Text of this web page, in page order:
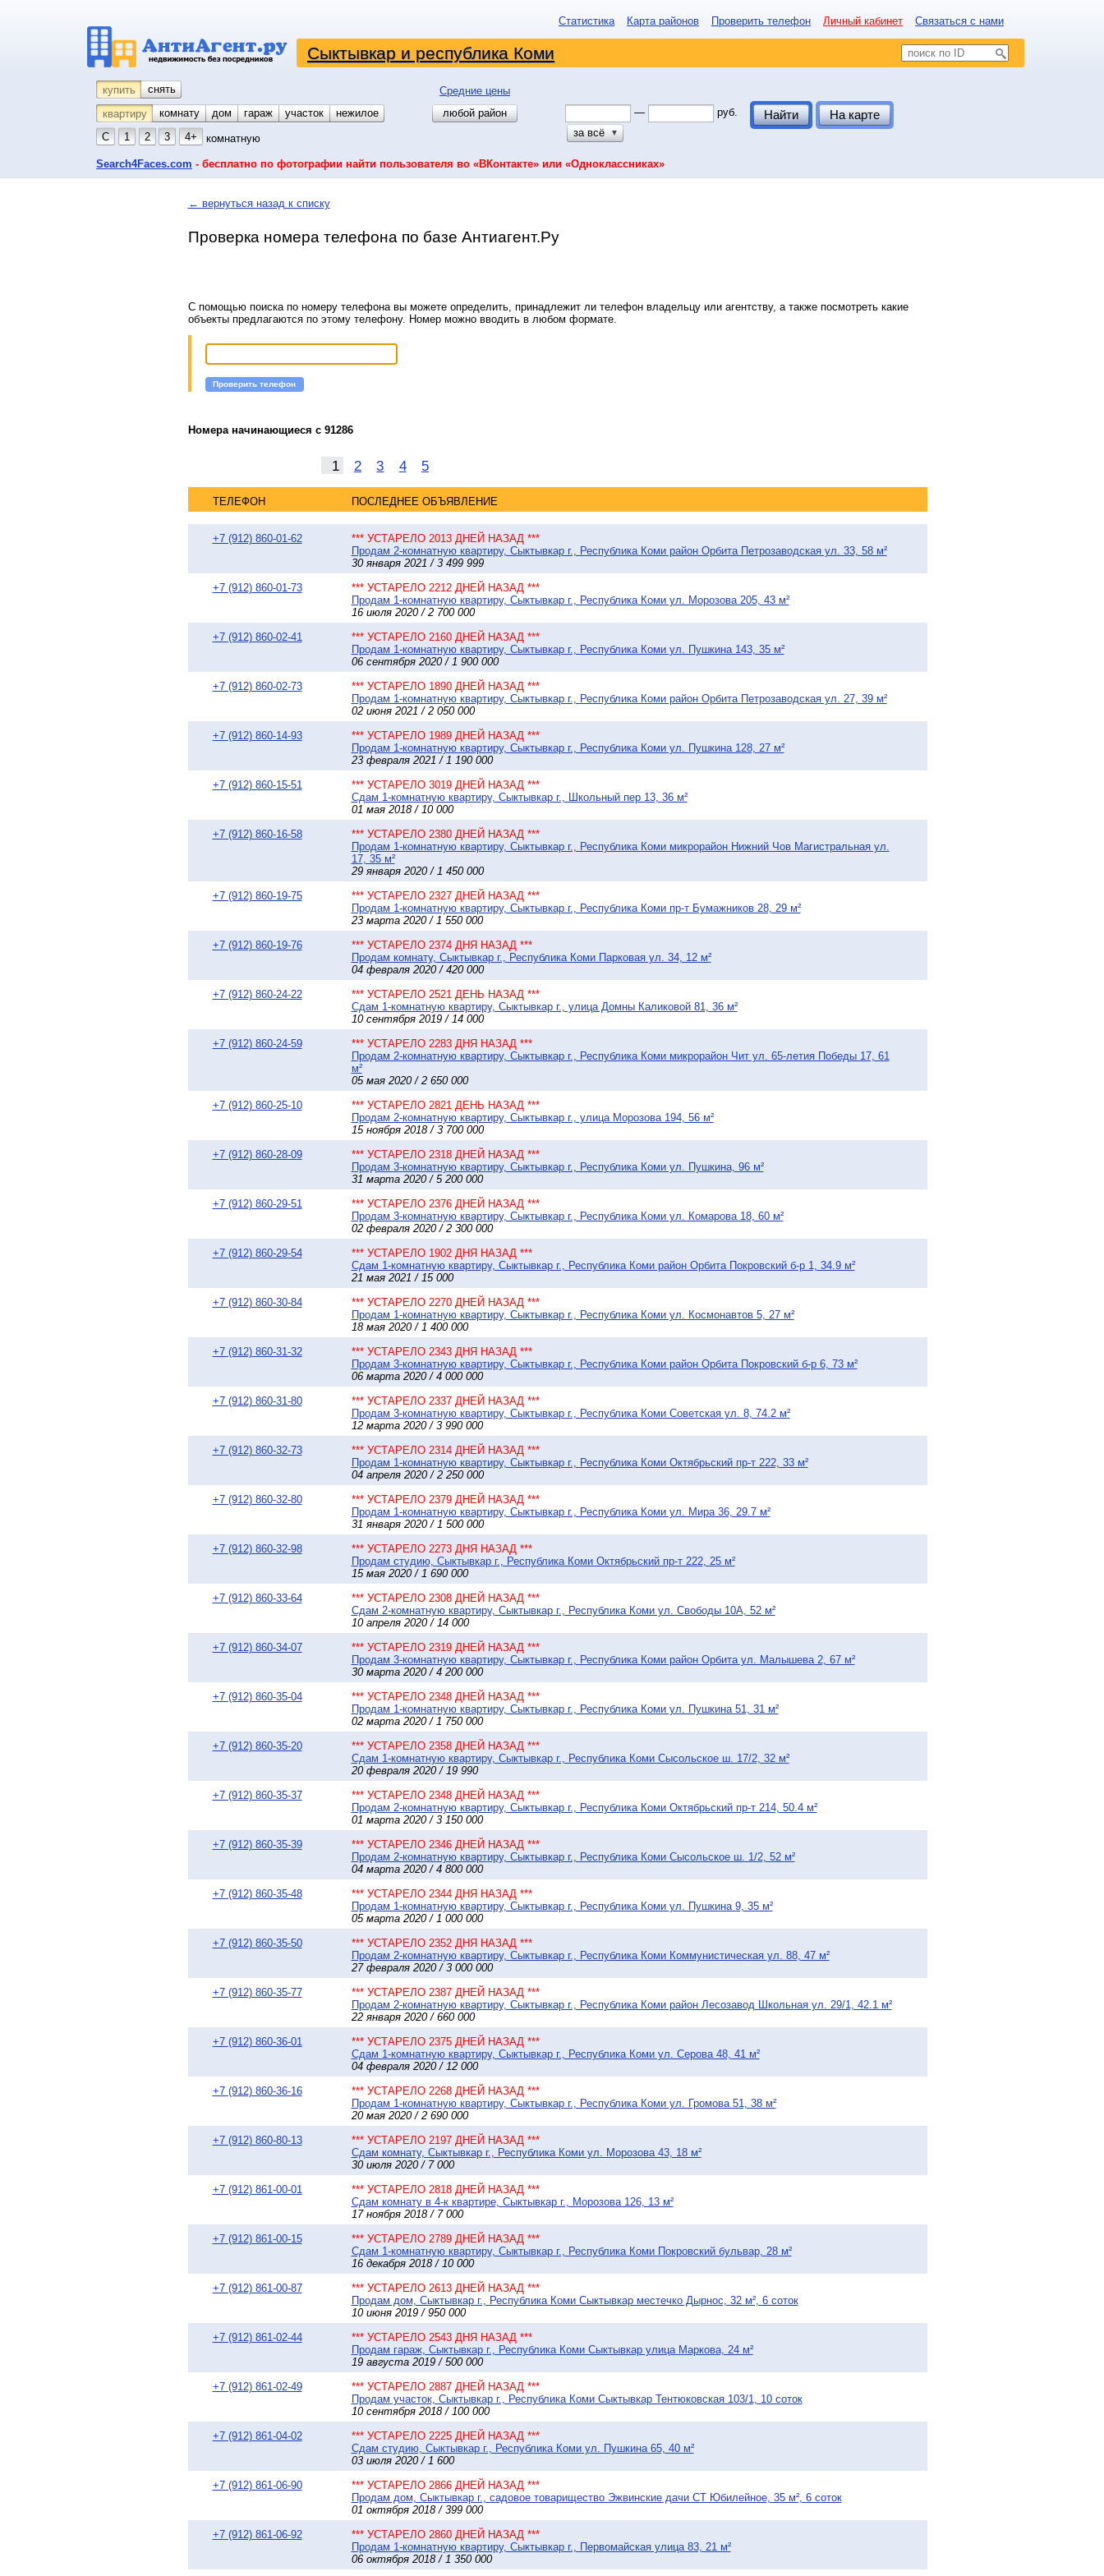
Статистика Карта районов Проверить телефон Личный кабинет Связаться с нами
Сыктывкар и республика Коми
купить снять
Средние цены
квартиру
комнату койко-место
дом гараж участок
нежилое
С
1 2 3 4+ комнатную
любой район —
руб.
за всё
▼
Найти На карте
Search4Faces.com - бесплатно по фотографии найти пользователя во «ВКонтакте» или «Одноклассниках»
← вернуться назад к списку
Проверка номера телефона по базе Антиагент.Ру
С помощью поиска по номеру телефона вы можете определить, принадлежит ли телефон владельцу или агентству, а также посмотреть какие
объекты предлагаются по этому телефону. Номер можно вводить в любом формате.
Проверить телефон
Номера начинающиеся с 91286
1 2 3 4 5
ТЕЛЕФОН ПОСЛЕДНЕЕ ОБЪЯВЛЕНИЕ
+7 (912) 860-01-62
*** УСТАРЕЛО 2013 ДНЕЙ НАЗАД ***
Продам 2-комнатную квартиру, Сыктывкар г., Республика Коми район Орбита Петрозаводская ул. 33, 58 м²
30 января 2021 / 3 499 999
+7 (912) 860-01-73
*** УСТАРЕЛО 2212 ДНЕЙ НАЗАД ***
Продам 1-комнатную квартиру, Сыктывкар г., Республика Коми ул. Морозова 205, 43 м²
16 июля 2020 / 2 700 000
+7 (912) 860-02-41
*** УСТАРЕЛО 2160 ДНЕЙ НАЗАД ***
Продам 1-комнатную квартиру, Сыктывкар г., Республика Коми ул. Пушкина 143, 35 м²
06 сентября 2020 / 1 900 000
+7 (912) 860-02-73
*** УСТАРЕЛО 1890 ДНЕЙ НАЗАД ***
Продам 1-комнатную квартиру, Сыктывкар г., Республика Коми район Орбита Петрозаводская ул. 27, 39 м²
02 июня 2021 / 2 050 000
+7 (912) 860-14-93
*** УСТАРЕЛО 1989 ДНЕЙ НАЗАД ***
Продам 1-комнатную квартиру, Сыктывкар г., Республика Коми ул. Пушкина 128, 27 м²
23 февраля 2021 / 1 190 000
+7 (912) 860-15-51
*** УСТАРЕЛО 3019 ДНЕЙ НАЗАД ***
Сдам 1-комнатную квартиру, Сыктывкар г., Школьный пер 13, 36 м²
01 мая 2018 / 10 000
+7 (912) 860-16-58
*** УСТАРЕЛО 2380 ДНЕЙ НАЗАД ***
Продам 1-комнатную квартиру, Сыктывкар г., Республика Коми микрорайон Нижний Чов Магистральная ул.
17, 35 м²
29 января 2020 / 1 450 000
+7 (912) 860-19-75
*** УСТАРЕЛО 2327 ДНЕЙ НАЗАД ***
Продам 1-комнатную квартиру, Сыктывкар г., Республика Коми пр-т Бумажников 28, 29 м²
23 марта 2020 / 1 550 000
+7 (912) 860-19-76
*** УСТАРЕЛО 2374 ДНЯ НАЗАД ***
Продам комнату, Сыктывкар г., Республика Коми Парковая ул. 34, 12 м²
04 февраля 2020 / 420 000
+7 (912) 860-24-22
*** УСТАРЕЛО 2521 ДЕНЬ НАЗАД ***
Сдам 1-комнатную квартиру, Сыктывкар г., улица Домны Каликовой 81, 36 м²
10 сентября 2019 / 14 000
+7 (912) 860-24-59
*** УСТАРЕЛО 2283 ДНЯ НАЗАД ***
Продам 2-комнатную квартиру, Сыктывкар г., Республика Коми микрорайон Чит ул. 65-летия Победы 17, 61
м²
05 мая 2020 / 2 650 000
+7 (912) 860-25-10
*** УСТАРЕЛО 2821 ДЕНЬ НАЗАД ***
Продам 2-комнатную квартиру, Сыктывкар г., улица Морозова 194, 56 м²
15 ноября 2018 / 3 700 000
+7 (912) 860-28-09
*** УСТАРЕЛО 2318 ДНЕЙ НАЗАД ***
Продам 3-комнатную квартиру, Сыктывкар г., Республика Коми ул. Пушкина, 96 м²
31 марта 2020 / 5 200 000
+7 (912) 860-29-51
*** УСТАРЕЛО 2376 ДНЕЙ НАЗАД ***
Продам 3-комнатную квартиру, Сыктывкар г., Республика Коми ул. Комарова 18, 60 м²
02 февраля 2020 / 2 300 000
+7 (912) 860-29-54
*** УСТАРЕЛО 1902 ДНЯ НАЗАД ***
Сдам 1-комнатную квартиру, Сыктывкар г., Республика Коми район Орбита Покровский б-р 1, 34.9 м²
21 мая 2021 / 15 000
+7 (912) 860-30-84
*** УСТАРЕЛО 2270 ДНЕЙ НАЗАД ***
Продам 1-комнатную квартиру, Сыктывкар г., Республика Коми ул. Космонавтов 5, 27 м²
18 мая 2020 / 1 400 000
+7 (912) 860-31-32
*** УСТАРЕЛО 2343 ДНЯ НАЗАД ***
Продам 3-комнатную квартиру, Сыктывкар г., Республика Коми район Орбита Покровский б-р 6, 73 м²
06 марта 2020 / 4 000 000
+7 (912) 860-31-80
*** УСТАРЕЛО 2337 ДНЕЙ НАЗАД ***
Продам 3-комнатную квартиру, Сыктывкар г., Республика Коми Советская ул. 8, 74.2 м²
12 марта 2020 / 3 990 000
+7 (912) 860-32-73
*** УСТАРЕЛО 2314 ДНЕЙ НАЗАД ***
Продам 1-комнатную квартиру, Сыктывкар г., Республика Коми Октябрьский пр-т 222, 33 м²
04 апреля 2020 / 2 250 000
+7 (912) 860-32-80
*** УСТАРЕЛО 2379 ДНЕЙ НАЗАД ***
Продам 1-комнатную квартиру, Сыктывкар г., Республика Коми ул. Мира 36, 29.7 м²
31 января 2020 / 1 500 000
+7 (912) 860-32-98
*** УСТАРЕЛО 2273 ДНЯ НАЗАД ***
Продам студию, Сыктывкар г., Республика Коми Октябрьский пр-т 222, 25 м²
15 мая 2020 / 1 690 000
+7 (912) 860-33-64
*** УСТАРЕЛО 2308 ДНЕЙ НАЗАД ***
Сдам 2-комнатную квартиру, Сыктывкар г., Республика Коми ул. Свободы 10А, 52 м²
10 апреля 2020 / 14 000
+7 (912) 860-34-07
*** УСТАРЕЛО 2319 ДНЕЙ НАЗАД ***
Продам 3-комнатную квартиру, Сыктывкар г., Республика Коми район Орбита ул. Малышева 2, 67 м²
30 марта 2020 / 4 200 000
+7 (912) 860-35-04
*** УСТАРЕЛО 2348 ДНЕЙ НАЗАД ***
Продам 1-комнатную квартиру, Сыктывкар г., Республика Коми ул. Пушкина 51, 31 м²
02 марта 2020 / 1 750 000
+7 (912) 860-35-20
*** УСТАРЕЛО 2358 ДНЕЙ НАЗАД ***
Сдам 1-комнатную квартиру, Сыктывкар г., Республика Коми Сысольское ш. 17/2, 32 м²
20 февраля 2020 / 19 990
+7 (912) 860-35-37
*** УСТАРЕЛО 2348 ДНЕЙ НАЗАД ***
Продам 2-комнатную квартиру, Сыктывкар г., Республика Коми Октябрьский пр-т 214, 50.4 м²
01 марта 2020 / 3 150 000
+7 (912) 860-35-39
*** УСТАРЕЛО 2346 ДНЕЙ НАЗАД ***
Продам 2-комнатную квартиру, Сыктывкар г., Республика Коми Сысольское ш. 1/2, 52 м²
04 марта 2020 / 4 800 000
+7 (912) 860-35-48
*** УСТАРЕЛО 2344 ДНЯ НАЗАД ***
Продам 1-комнатную квартиру, Сыктывкар г., Республика Коми ул. Пушкина 9, 35 м²
05 марта 2020 / 1 000 000
+7 (912) 860-35-50
*** УСТАРЕЛО 2352 ДНЯ НАЗАД ***
Продам 2-комнатную квартиру, Сыктывкар г., Республика Коми Коммунистическая ул. 88, 47 м²
27 февраля 2020 / 3 000 000
+7 (912) 860-35-77
*** УСТАРЕЛО 2387 ДНЕЙ НАЗАД ***
Продам 2-комнатную квартиру, Сыктывкар г., Республика Коми район Лесозавод Школьная ул. 29/1, 42.1 м²
22 января 2020 / 660 000
+7 (912) 860-36-01
*** УСТАРЕЛО 2375 ДНЕЙ НАЗАД ***
Сдам 1-комнатную квартиру, Сыктывкар г., Республика Коми ул. Серова 48, 41 м²
04 февраля 2020 / 12 000
+7 (912) 860-36-16
*** УСТАРЕЛО 2268 ДНЕЙ НАЗАД ***
Продам 1-комнатную квартиру, Сыктывкар г., Республика Коми ул. Громова 51, 38 м²
20 мая 2020 / 2 690 000
+7 (912) 860-80-13
*** УСТАРЕЛО 2197 ДНЕЙ НАЗАД ***
Сдам комнату, Сыктывкар г., Республика Коми ул. Морозова 43, 18 м²
30 июля 2020 / 7 000
+7 (912) 861-00-01
*** УСТАРЕЛО 2818 ДНЕЙ НАЗАД ***
Сдам комнату в 4-к квартире, Сыктывкар г., Морозова 126, 13 м²
17 ноября 2018 / 7 000
+7 (912) 861-00-15
*** УСТАРЕЛО 2789 ДНЕЙ НАЗАД ***
Сдам 1-комнатную квартиру, Сыктывкар г., Республика Коми Покровский бульвар, 28 м²
16 декабря 2018 / 10 000
+7 (912) 861-00-87
*** УСТАРЕЛО 2613 ДНЕЙ НАЗАД ***
Продам дом, Сыктывкар г., Республика Коми Сыктывкар местечко Дырнос, 32 м², 6 соток
10 июня 2019 / 950 000
+7 (912) 861-02-44
*** УСТАРЕЛО 2543 ДНЯ НАЗАД ***
Продам гараж, Сыктывкар г., Республика Коми Сыктывкар улица Маркова, 24 м²
19 августа 2019 / 500 000
+7 (912) 861-02-49
*** УСТАРЕЛО 2887 ДНЕЙ НАЗАД ***
Продам участок, Сыктывкар г., Республика Коми Сыктывкар Тентюковская 103/1, 10 соток
10 сентября 2018 / 100 000
+7 (912) 861-04-02
*** УСТАРЕЛО 2225 ДНЕЙ НАЗАД ***
Сдам студию, Сыктывкар г., Республика Коми ул. Пушкина 65, 40 м²
03 июля 2020 / 1 600
+7 (912) 861-06-90
*** УСТАРЕЛО 2866 ДНЕЙ НАЗАД ***
Продам дом, Сыктывкар г., садовое товарищество Эжвинские дачи СТ Юбилейное, 35 м², 6 соток
01 октября 2018 / 399 000
+7 (912) 861-06-92
*** УСТАРЕЛО 2860 ДНЕЙ НАЗАД ***
Продам 1-комнатную квартиру, Сыктывкар г., Первомайская улица 83, 21 м²
06 октября 2018 / 1 350 000